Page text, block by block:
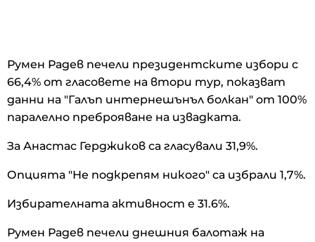
Румен Радев печели президентските избори с
66,4% от гласовете на втори тур, показват
данни на "Галъп интернешънъл болкан" от 100%
паралелно преброяване на извадката.
За Анастас Герджиков са гласували 31,9%.
Опцията "Не подкрепям никого" са избрали 1,7%.
Избирателната активност е 31.6%.
Румен Радев печели днешния балотаж на